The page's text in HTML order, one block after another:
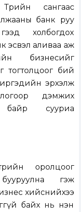
сангаас
банк руу
холбогдох
эсвэл аливаа аж
бизнесийг
тогтолцоог бий
иргэдийн эрхэлж
дэмжих
байр сууриа
оролцоог
гэж
хийснийхээ
байх нь нэн